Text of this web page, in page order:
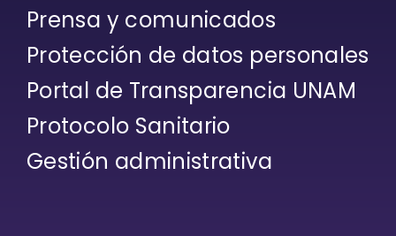
Prensa y comunicados
Protección de datos personales
Portal de Transparencia UNAM
Protocolo Sanitario
Gestión administrativa